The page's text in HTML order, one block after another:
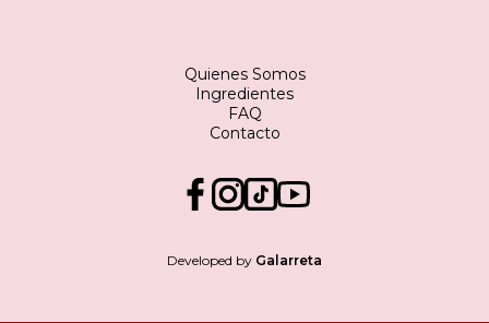
Quienes Somos
Ingredientes
FAQ
Contacto
Developed by Galarreta